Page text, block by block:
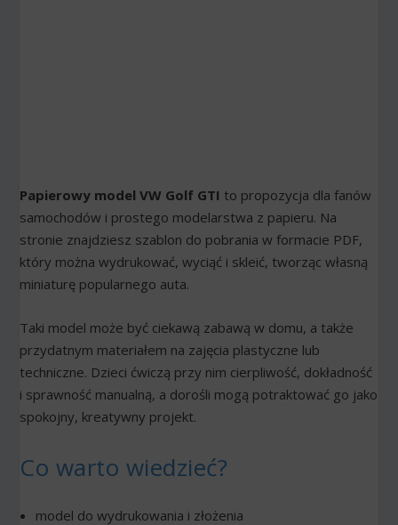
Papierowy model VW Golf GTI to propozycja dla fanów
samochodów i prostego modelarstwa z papieru. Na
stronie znajdziesz szablon do pobrania w formacie PDF,
który można wydrukować, wyciąć i skleić, tworząc własną
miniaturę popularnego auta.
Taki model może być ciekawą zabawą w domu, a także
przydatnym materiałem na zajęcia plastyczne lub
techniczne. Dzieci ćwiczą przy nim cierpliwość, dokładność
i sprawność manualną, a dorośli mogą potraktować go jako
spokojny, kreatywny projekt.
Co warto wiedzieć?
model do wydrukowania i złożenia